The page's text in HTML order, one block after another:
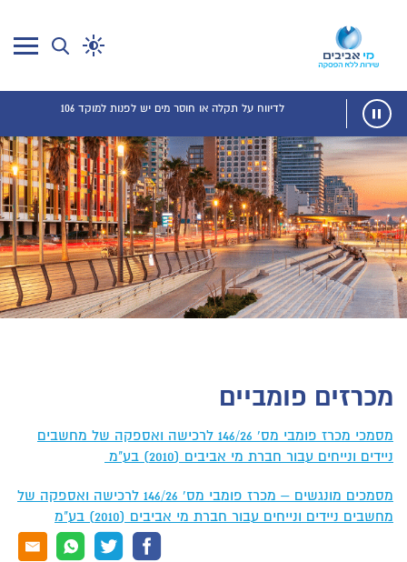
לדיווח על תקלה או חוסר מים יש לפנות למוקד 106
מכרזים פומביים
מסמכי מכרז פומבי מס' 146/26 לרכישה ואספקה של מחשבים
ניידים ונייחים עבור חברת מי אביבים (2010) בע"מ
מסמכים מונגשים – מכרז פומבי מס' 146/26 לרכישה ואספקה של
מחשבים ניידים ונייחים עבור חברת מי אביבים (2010) בע"מ